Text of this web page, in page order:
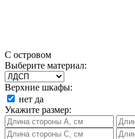
С островом
Выберите материал:
Верхние шкафы:
нет да
Укажите размер: